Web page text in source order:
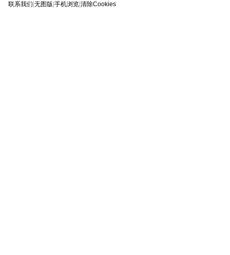
联系我们 |无图版 |手机浏览 |清除Cookies